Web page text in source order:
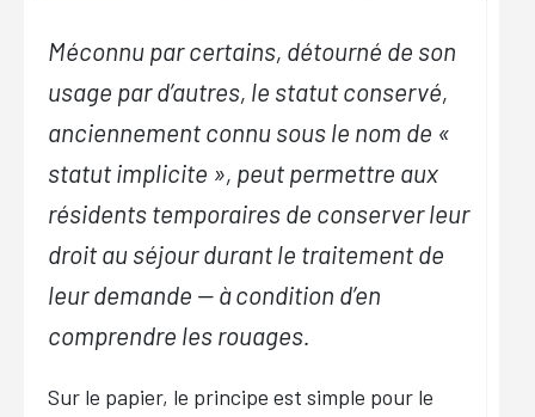
Méconnu par certains, détourné de son
usage par d’autres, le statut conservé,
anciennement connu sous le nom de «
statut implicite », peut permettre aux
résidents temporaires de conserver leur
droit au séjour durant le traitement de
leur demande — à condition d’en
comprendre les rouages.
Sur le papier, le principe est simple pour le